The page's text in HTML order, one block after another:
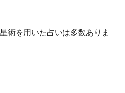
術を用いた占いは多数ありま